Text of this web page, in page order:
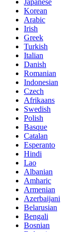
Japanese
Korean
Arabic
Irish
Greek
Turkish
Italian
Danish
Romanian
Indonesian
Czech
Afrikaans
Swedish
Polish
Basque
Catalan
Esperanto
Hindi
Lao
Albanian
Amharic
Armenian
Azerbaijani
Belarusian
Bengali
Bosnian